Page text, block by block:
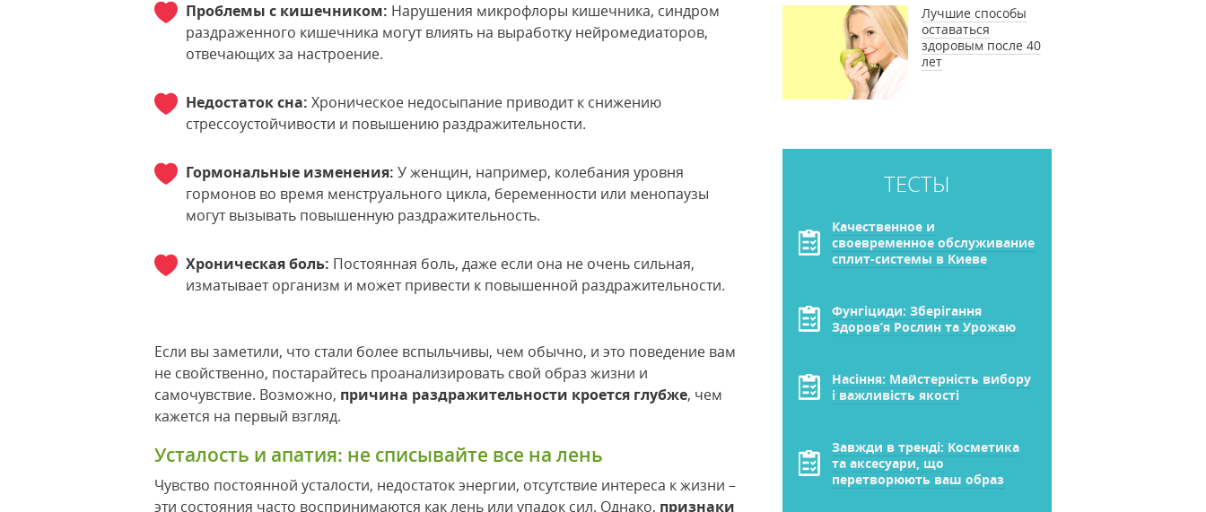
Проблемы с кишечником: Нарушения микрофлоры кишечника, синдром
раздраженного кишечника могут влиять на выработку нейромедиаторов,
отвечающих за настроение.
Недостаток сна: Хроническое недосыпание приводит к снижению
стрессоустойчивости и повышению раздражительности.
Гормональные изменения: У женщин, например, колебания уровня
гормонов во время менструального цикла, беременности или менопаузы
могут вызывать повышенную раздражительность.
Хроническая боль: Постоянная боль, даже если она не очень сильная,
изматывает организм и может привести к повышенной раздражительности.
Если вы заметили, что стали более вспыльчивы, чем обычно, и это поведение вам
не свойственно, постарайтесь проанализировать свой образ жизни и
самочувствие. Возможно, причина раздражительности кроется глубже, чем
кажется на первый взгляд.
Усталость и апатия: не списывайте все на лень
Чувство постоянной усталости, недостаток энергии, отсутствие интереса к жизни –
эти состояния часто воспринимаются как лень или упадок сил. Однако, признаки
Лучшие способы
оставаться
здоровым после 40
лет
ТЕСТЫ
Качественное и
своевременное обслуживание
сплит-системы в Киеве
Фунгіциди: Зберігання
Здоров’я Рослин та Урожаю
Насіння: Майстерність вибору
і важливість якості
Завжди в тренді: Косметика
та аксесуари, що
перетворюють ваш образ